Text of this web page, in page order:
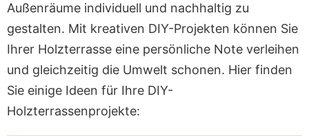
Außenräume individuell und nachhaltig zu
gestalten. Mit kreativen DIY-Projekten können Sie
Ihrer Holzterrasse eine persönliche Note verleihen
und gleichzeitig die Umwelt schonen. Hier finden
Sie einige Ideen für Ihre DIY-
Holzterrassenprojekte: